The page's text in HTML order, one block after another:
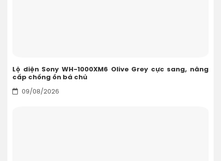
Lộ diện Sony WH-1000XM6 Olive Grey cực sang, nâng
cấp chống ồn bá chủ
09/08/2026